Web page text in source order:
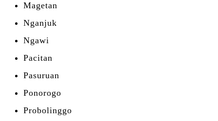
Magetan
Nganjuk
Ngawi
Pacitan
Pasuruan
Ponorogo
Probolinggo